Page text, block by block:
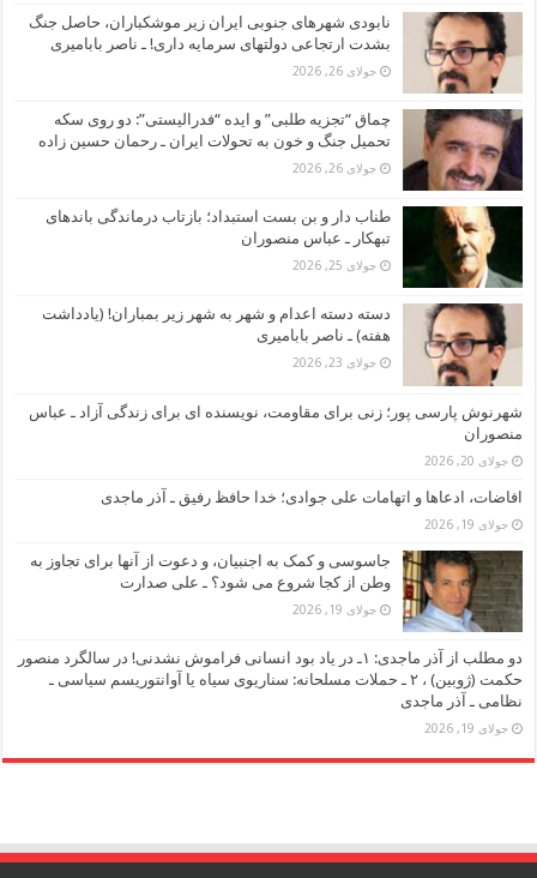
نابودی شهرهای جنوبی ایران زیر موشکباران، حاصل جنگ
بشدت ارتجاعی دولتهای سرمایه داری! ـ ناصر بابامیری
جولای 26, 2026
چماق “تجزیه طلبی” و ایده “فدرالیستی”: دو روی سکه
تحمیل جنگ و خون به تحولات ایران ـ رحمان حسین زاده
جولای 26, 2026
طناب دار و بن بست استبداد؛ بازتاب درماندگی باندهای
تبهکار ـ عباس منصوران
جولای 25, 2026
دسته دسته اعدام و شهر به شهر زیر بمباران! (یادداشت
هفته) ـ ناصر بابامیری
جولای 23, 2026
شهرنوش پارسی پور؛ زنی برای مقاومت، نویسنده ای برای زندگی آزاد ـ عباس
منصوران
جولای 20, 2026
افاضات، ادعاها و اتهامات علی جوادی؛ خدا حافظ رفیق ـ آذر ماجدی
جولای 19, 2026
جاسوسی و کمک به اجنبیان، و دعوت از آنها برای تجاوز به
وطن از کجا شروع می شود؟ ـ علی صدارت
جولای 19, 2026
دو مطلب از آذر ماجدی: ۱ـ در یاد بود انسانی فراموش نشدنی! در سالگرد منصور
حکمت (ژوبین) ، ۲ ـ حملات مسلحانه: سناریوی سیاه یا آوانتوریسم سیاسی ـ
نظامی ـ آذر ماجدی
جولای 19, 2026